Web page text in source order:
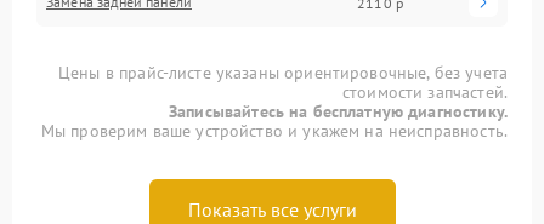
Цены в прайс-листе указаны ориентировочные, без учета
стоимости запчастей.
Записывайтесь на бесплатную диагностику.
Мы проверим ваше устройство и укажем на неисправность.
Показать все услуги